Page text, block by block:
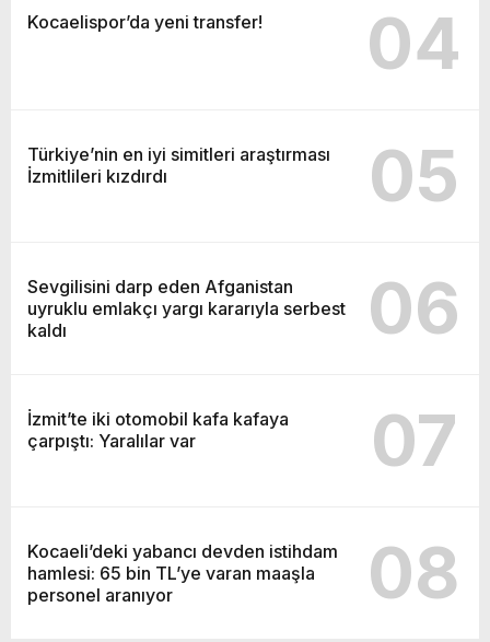
Kocaelispor’da yeni transfer! 04
Türkiye’nin en iyi simitleri araştırması
İzmitlileri kızdırdı
05
Sevgilisini darp eden Afganistan
uyruklu emlakçı yargı kararıyla serbest
kaldı
06
İzmit’te iki otomobil kafa kafaya
çarpıştı: Yaralılar var
07
Kocaeli’deki yabancı devden istihdam
hamlesi: 65 bin TL’ye varan maaşla
personel aranıyor
08